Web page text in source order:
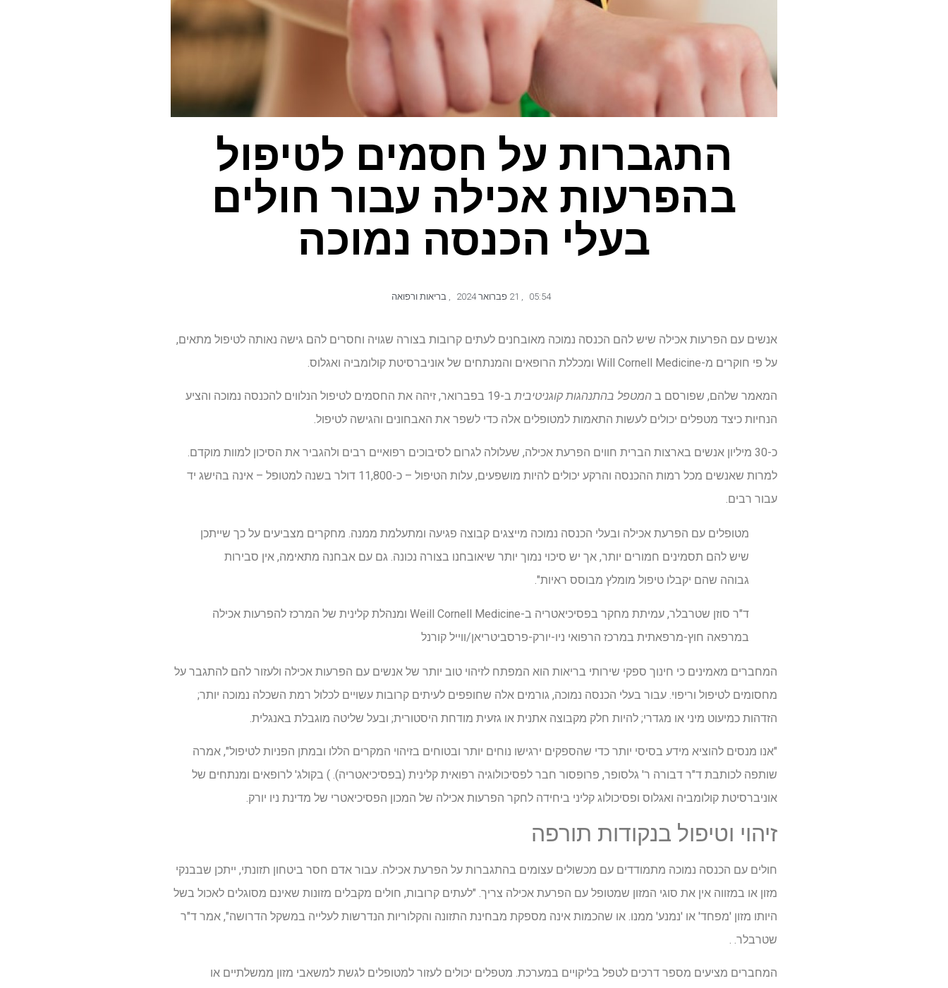
התגברות על חסמים לטיפול
בהפרעות אכילה עבור חולים
בעלי הכנסה נמוכה
05:54
,
, בריאות ורפואה
אנשים עם הפרעות אכילה שיש להם הכנסה נמוכה מאובחנים לעתים קרובות בצורה שגויה וחסרים להם גישה נאותה לטיפול מתאים,
על פי חוקרים מ-Will Cornell Medicine ומכללת הרופאים והמנתחים של אוניברסיטת קולומביה ואגלוס.
המאמר שלהם, שפורסם ב המטפל בהתנהגות קוגניטיבית
ב-19 בפברואר, זיהה את החסמים לטיפול הנלווים להכנסה נמוכה והציע
הנחיות כיצד מטפלים יכולים לעשות התאמות למטופלים אלה כדי לשפר את האבחונים והגישה לטיפול.
כ-30 מיליון אנשים בארצות הברית חווים הפרעת אכילה, שעלולה לגרום לסיבוכים רפואיים רבים ולהגביר את הסיכון למוות מוקדם.
למרות שאנשים מכל רמות ההכנסה והרקע יכולים להיות מושפעים, עלות הטיפול – כ-11,800 דולר בשנה למטופל – אינה בהישג יד
עבור רבים.
מטופלים עם הפרעת אכילה ובעלי הכנסה נמוכה מייצגים קבוצה פגיעה ומתעלמת ממנה. מחקרים מצביעים על כך שייתכן
שיש להם תסמינים חמורים יותר, אך יש סיכוי נמוך יותר שיאובחנו בצורה נכונה. גם עם אבחנה מתאימה, אין סבירות
גבוהה שהם יקבלו טיפול מומלץ מבוסס ראיות".
ד"ר סוזן שטרבלר, עמיתת מחקר בפסיכיאטריה ב-Weill Cornell Medicine ומנהלת קלינית של המרכז להפרעות אכילה
במרפאה חוץ-מרפאתית במרכז הרפואי ניו-יורק-פרסביטריאן/ווייל קורנל
המחברים מאמינים כי חינוך ספקי שירותי בריאות הוא המפתח לזיהוי טוב יותר של אנשים עם הפרעות אכילה ולעזור להם להתגבר על
מחסומים לטיפול וריפוי. עבור בעלי הכנסה נמוכה, גורמים אלה שחופפים לעיתים קרובות עשויים לכלול רמת השכלה נמוכה יותר;
הזדהות כמיעוט מיני או מגדרי; להיות חלק מקבוצה אתנית או גזעית מודחת היסטורית; ובעל שליטה מוגבלת באנגלית.
"אנו מנסים להוציא מידע בסיסי יותר כדי שהספקים ירגישו נוחים יותר ובטוחים בזיהוי המקרים הללו ובמתן הפניות לטיפול", אמרה
שותפה לכותבת ד"ר דבורה ר' גלסופר, פרופסור חבר לפסיכולוגיה רפואית קלינית (בפסיכיאטריה). ) בקולג' לרופאים ומנתחים של
אוניברסיטת קולומביה ואגלוס ופסיכולוג קליני ביחידה לחקר הפרעות אכילה של המכון הפסיכיאטרי של מדינת ניו יורק.
זיהוי וטיפול בנקודות תורפה
חולים עם הכנסה נמוכה מתמודדים עם מכשולים עצומים בהתגברות על הפרעת אכילה. עבור אדם חסר ביטחון תזונתי, ייתכן שבבנקי
מזון או במזווה אין את סוגי המזון שמטופל עם הפרעת אכילה צריך. "לעתים קרובות, חולים מקבלים מזונות שאינם מסוגלים לאכול בשל
היותו מזון 'מפחד' או 'נמנע' ממנו. או שהכמות אינה מספקת מבחינת התזונה והקלוריות הנדרשות לעלייה במשקל הדרושה", אמר ד"ר
שטרבלר. .
המחברים מציעים מספר דרכים לטפל בליקויים במערכת. מטפלים יכולים לעזור למטופלים לגשת למשאבי מזון ממשלתיים או